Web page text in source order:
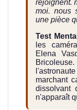
rejoignent.
moi. nous
une pièce
Test
les
Elena
marchant
dissolvant
n'apparaît